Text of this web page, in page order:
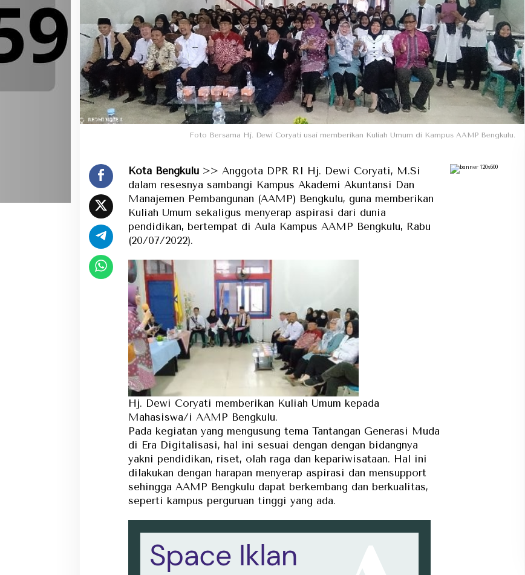
Foto Bersama Hj. Dewi Coryati usai memberikan Kuliah Umum di Kampus AAMP Bengkulu.
Kota Bengkulu>> Anggota DPR RI Hj. Dewi Coryati, M.Si
dalam resesnya sambangi Kampus Akademi Akuntansi Dan
Manajemen Pembangunan (AAMP) Bengkulu, guna memberikan
Kuliah Umum sekaligus menyerap aspirasi dari dunia
pendidikan, bertempat di Aula Kampus AAMP Bengkulu, Rabu
(20/07/2022).
Hj. Dewi Coryati memberikan Kuliah Umum kepada
Mahasiswa/i AAMP Bengkulu.
Pada kegiatan yang mengusung tema Tantangan Generasi Muda
di Era Digitalisasi, hal ini sesuai dengan dengan bidangnya
yakni pendidikan, riset, olah raga dan kepariwisataan. Hal ini
dilakukan dengan harapan menyerap aspirasi dan mensupport
sehingga AAMP Bengkulu dapat berkembang dan berkualitas,
seperti kampus perguruan tinggi yang ada.
Ke Tanah Suci Biar Fokus Ibadah,
Urusan Koneksi Pakai Tri Ibadah